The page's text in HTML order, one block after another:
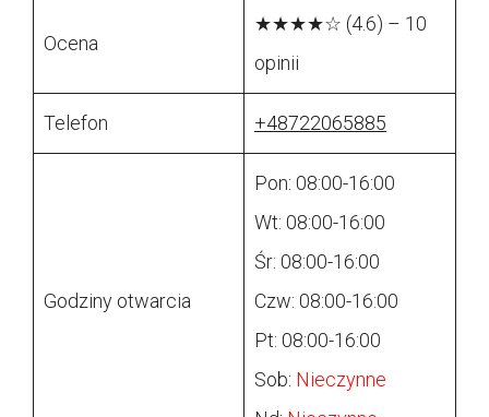
Ocena
★★★★☆ (4.6) – 10
opinii
Telefon +48722065885
Godziny otwarcia
Pon: 08:00-16:00
Wt: 08:00-16:00
Śr: 08:00-16:00
Czw: 08:00-16:00
Pt: 08:00-16:00
Sob: Nieczynne